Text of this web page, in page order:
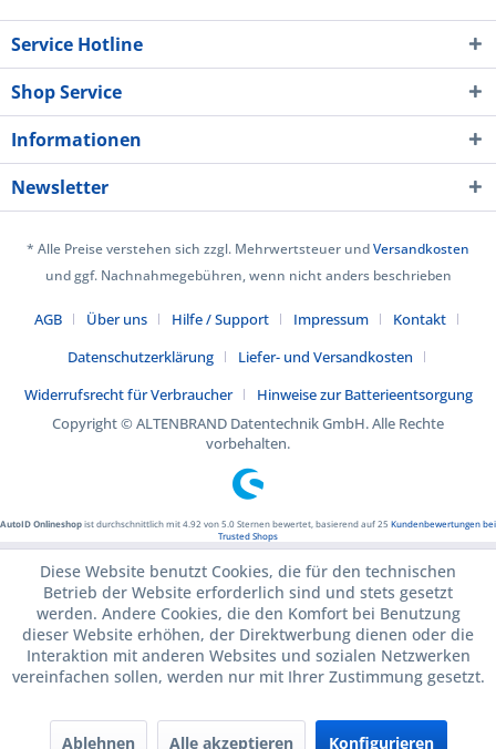
Service Hotline
Shop Service
Informationen
Newsletter
* Alle Preise verstehen sich zzgl. Mehrwertsteuer undVersandkosten
und ggf. Nachnahmegebühren, wenn nicht anders beschrieben
AGB Über uns Hilfe / Support Impressum
Kontakt
Datenschutzerklärung
Liefer- und Versandkosten
Widerrufsrecht für Verbraucher
Hinweise zur Batterieentsorgung
Copyright © ALTENBRAND Datentechnik GmbH. Alle Rechte
vorbehalten.
AutoID Onlineshopist durchschnittlich mit4.92 von5.0Sternen bewertet, basierend auf25 Kundenbewertungen bei
Trusted Shops
Diese Website benutzt Cookies, die für den technischen
Betrieb der Website erforderlich sind und stets gesetzt
werden. Andere Cookies, die den Komfort bei Benutzung
dieser Website erhöhen, der Direktwerbung dienen oder die
Interaktion mit anderen Websites und sozialen Netzwerken
vereinfachen sollen, werden nur mit Ihrer Zustimmung gesetzt.
Ablehnen Alle akzeptieren Konfigurieren